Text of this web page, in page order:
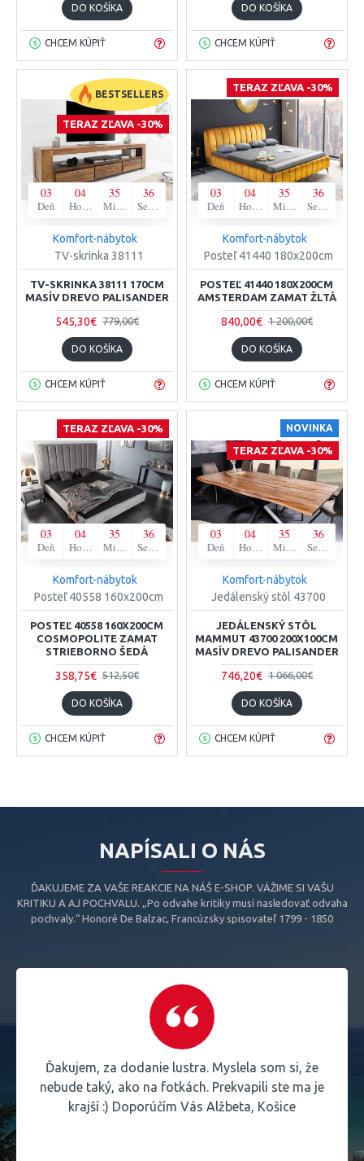
DO KOŠÍKA
CHCEM KÚPIŤ
DO KOŠÍKA
CHCEM KÚPIŤ
BESTSELLERS
TERAZ ZĽAVA -30%
03
Deň
04
Hodina
35
Minúta
35
Sekunda
Komfort-nábytok
TV-skrinka 38111
TV-SKRINKA 38111 170CM
MASÍV DREVO PALISANDER
545,30€ 779,00€
DO KOŠÍKA
CHCEM KÚPIŤ
TERAZ ZĽAVA -30%
03
Deň
04
Hodina
35
Minúta
35
Sekunda
Komfort-nábytok
Posteľ 41440 180x200cm
POSTEĽ 41440 180X200CM
AMSTERDAM ZAMAT ŽLTÁ
840,00€ 1 200,00€
DO KOŠÍKA
CHCEM KÚPIŤ
TERAZ ZĽAVA -30%
03
Deň
04
Hodina
35
Minúta
35
Sekunda
Komfort-nábytok
Posteľ 40558 160x200cm
POSTEĽ 40558 160X200CM
COSMOPOLITE ZAMAT
STRIEBORNO ŠEDÁ
358,75€ 512,50€
DO KOŠÍKA
CHCEM KÚPIŤ
NOVINKA
TERAZ ZĽAVA -30%
03
Deň
04
Hodina
35
Minúta
35
Sekunda
Komfort-nábytok
Jedálenský stôl 43700
JEDÁLENSKÝ STÔL
MAMMUT 43700 200X100CM
MASÍV DREVO PALISANDER
746,20€ 1 066,00€
DO KOŠÍKA
CHCEM KÚPIŤ
NAPÍSALI O NÁS
ĎAKUJEME ZA VAŠE REAKCIE NA NÁŠ E-SHOP. VÁŽIME SI VAŠU
KRITIKU A AJ POCHVALU. „Po odvahe kritiky musí nasledovať odvaha
pochvaly.“ Honoré De Balzac, Francúzsky spisovateľ 1799 - 1850
Ďakujem, za dodanie lustra. Myslela som si, že
nebude taký, ako na fotkách. Prekvapili ste ma je
krajší :) Doporúčím Vás Alžbeta, Košice